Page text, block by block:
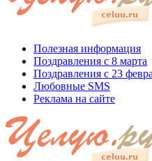
Полезная информация
Поздравления с 8 марта
Поздравления с 23
Любовные SMS
Реклама на сайте